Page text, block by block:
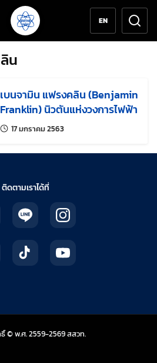
EN
น
เบนจามิน แฟรงคลิน (Benjamin
Franklin) นิวตันแห่งวงการไฟฟ้า
17 มกราคม 2563แก้ไขล่าสุดเมื่อ:
ติดตามเราได้ที่
© พ.ศ. 2559-2569สสวท.สถาบันส่งเสริมการสอ